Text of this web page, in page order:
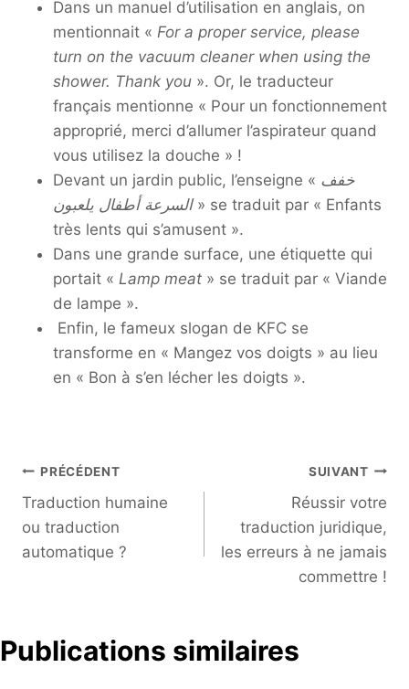
Dans un manuel d’utilisation en anglais, on
mentionnait « For a proper service, please
turn on the vacuum cleaner when using the
shower. Thank you ». Or, le traducteur
français mentionne « Pour un fonctionnement
approprié, merci d’allumer l’aspirateur quand
vous utilisez la douche » !
Devant un jardin public, l’enseigne « خفف
السرعة أطفال يلعبون» se traduit par « Enfants
très lents qui s’amusent ».
Dans une grande surface, une étiquette qui
portait « Lamp meat » se traduit par « Viande
de lampe ».
Enfin, le fameux slogan de KFC se
transforme en « Mangez vos doigts » au lieu
en « Bon à s’en lécher les doigts ».
Navigation
de
l’article
PRÉCÉDENT
Traduction humaine
ou traduction
automatique ?
SUIVANT
Réussir votre
traduction juridique,
les erreurs à ne jamais
commettre !
Publications similaires